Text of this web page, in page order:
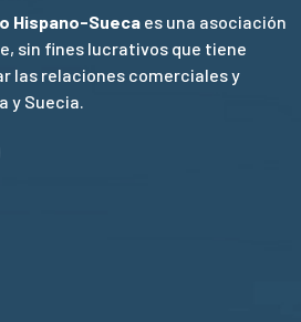
Hispano-Sueca es una asociación
sin fines lucrativos que tiene
las relaciones comerciales y
y Suecia.